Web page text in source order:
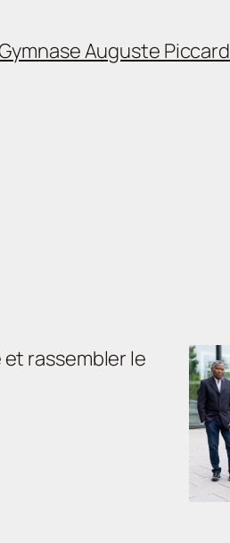
Auguste Piccard
et rassembler le